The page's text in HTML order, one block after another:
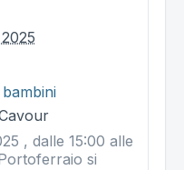
, dalle 15:00 alle
si